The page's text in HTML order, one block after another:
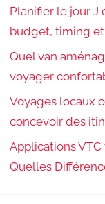
Planifier le jour J
budget, timing
Quel van
voyager
Voyages locaux
concevoir des
Applications VTC
Quelles